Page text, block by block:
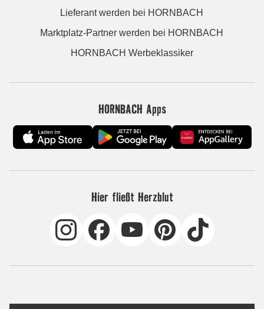
Lieferant werden bei HORNBACH
Marktplatz-Partner werden bei HORNBACH
HORNBACH Werbeklassiker
HORNBACH Apps
Hier fließt Herzblut